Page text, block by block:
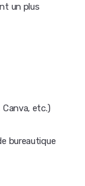
un plus
etc.)
bureautique